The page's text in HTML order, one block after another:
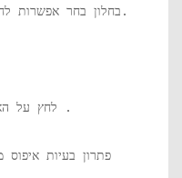
2. בחלון בחר אפשרות הכרטיסייה.
3. לחץ על .